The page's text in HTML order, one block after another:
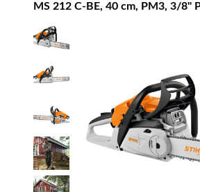
MS 212 C-BE, 40 cm, PM3, 3/8"